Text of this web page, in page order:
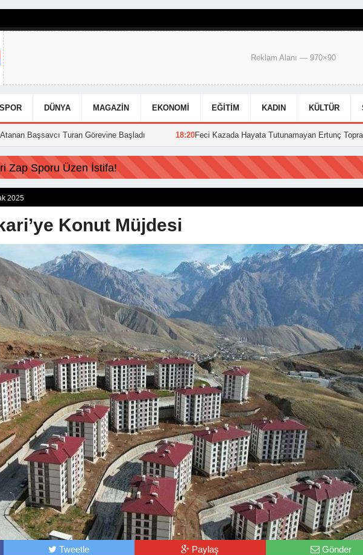
Reklam Alanı — 970×90
SPOR DÜNYA MAGAZIN EKONOMI EĞITIM KADIN KÜLTÜR
Turan Görevine Başladı 18:20Feci Kazada Hayata Tutunamayan Ertunç Toprağa Verildi
Zap Sporu Üzen İstifa!
2025
Konut Müjdesi
Tweetle Paylaş Gönder